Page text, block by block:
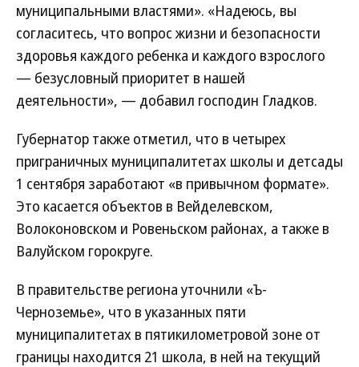
муниципальными властями». «Надеюсь, вы
согласитесь, что вопрос жизни и безопасности
здоровья каждого ребенка и каждого взрослого
— безусловный приоритет в нашей
деятельности», — добавил господин Гладков.
Губернатор также отметил, что в четырех
приграничных муниципалитетах школы и детсады
1 сентября заработают «в привычном формате».
Это касается объектов в Вейделевском,
Волоконовском и Ровеньском районах, а также в
Валуйском горокруге.
В правительстве региона уточнили «Ъ-
Черноземье», что в указанных пяти
муниципалитетах в пятикилометровой зоне от
границы находится 21 школа, в ней на текущий